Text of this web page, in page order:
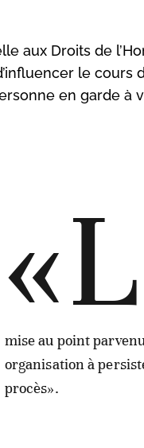
aux Droits de
le
en garde à
«L
mise au point
organisation à
procès».